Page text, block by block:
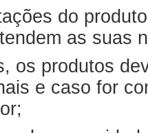
do
as suas
os produtos
e caso for